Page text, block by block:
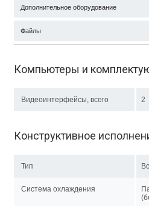
Дополнительное оборудование
Файлы
Компьютеры и
Видеоинтерфейсы, всего 2
Конструктивное
Тип
Система охлаждения